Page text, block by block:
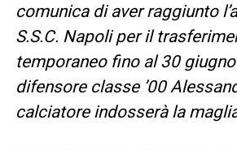
comunica di aver raggiunto
S.S.C. Napoli per il
temporaneo fino al 30
difensore classe ’00
calciatore indosserà la